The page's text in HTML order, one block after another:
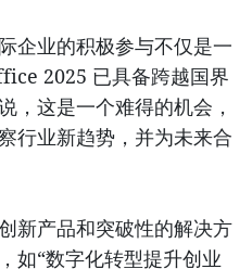
企业的积极参与不仅是一
2025 已具备跨越国界
，这是一个难得的机会，
行业新趋势，并为未来合
新产品和突破性的解决方
如“数字化转型提升创业